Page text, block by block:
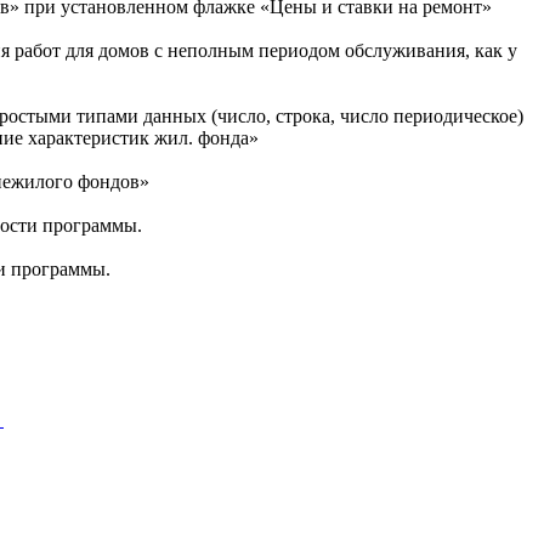
при установленном флажке «Цены и ставки на ремонт»
для домов с неполным периодом обслуживания, как у
типами данных (число, строка, число периодическое)
характеристик жил. фонда»
фондов»
программы.
программы.